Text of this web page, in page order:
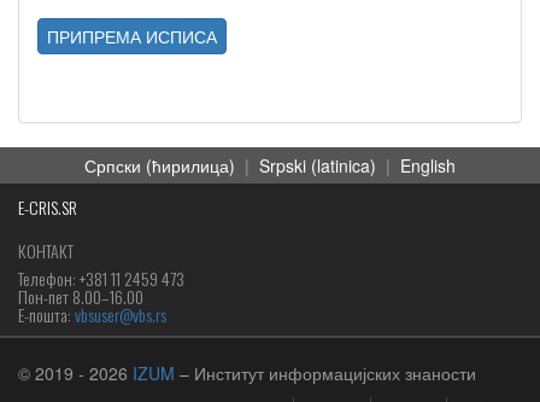
ПРИПРЕМА ИСПИСА
Српски (ћирилица) | Srpski (latinica) | English
E-CRIS.SR
КОНТАКТ
Телефон: +381 11 2459 473
Пон-пет 8.00–16.00
Е-пошта:vbsuser@vbs.rs
© 2019 - 2026 IZUM – Институт информацијских знаности